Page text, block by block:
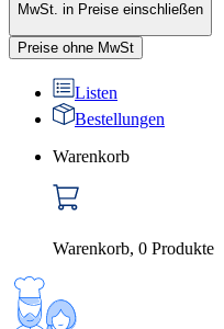
MwSt. in Preise einschließen
Preise ohne MwSt
Listen
Bestellungen
Warenkorb
Warenkorb, 0 Produkte